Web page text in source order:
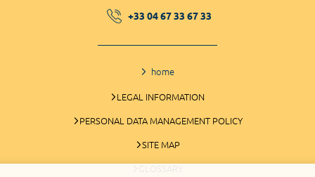
+33 04 67 33 67 33
home
LEGAL INFORMATION
PERSONAL DATA MANAGEMENT POLICY
SITE MAP
GLOSSARY